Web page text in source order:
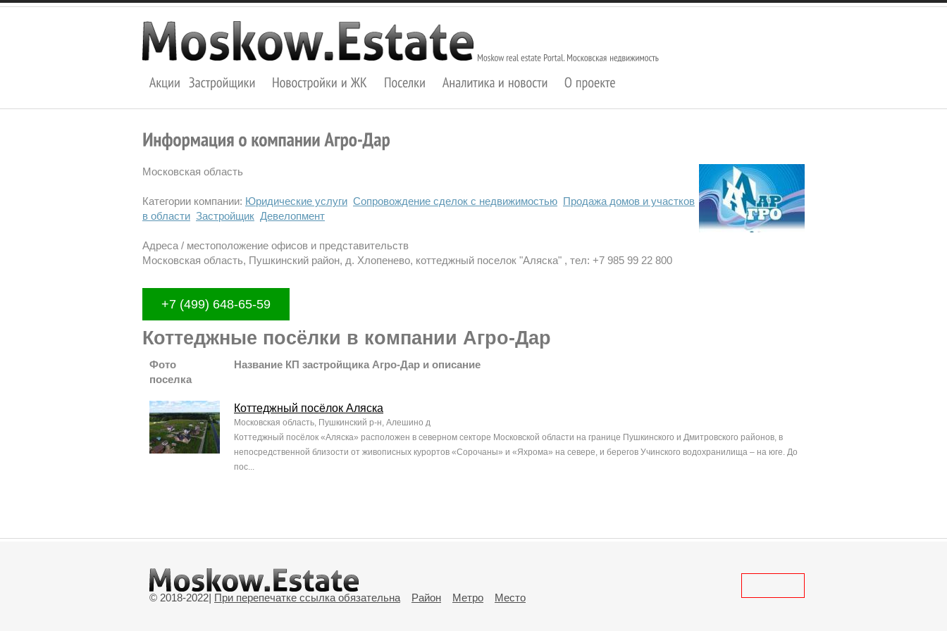
Московская область
Категории компании: Юридические услуги Сопровождение сделок с недвижимостью Продажа домов и участков
в области Застройщик Девелопмент
Адреса / местоположение офисов и представительств
Московская область, Пушкинский район, д. Хлопенево, коттеджный поселок "Аляска" , тел: +7 985 99 22 800
+7 (499) 648-65-59
Коттеджные посёлки в компании Агро-Дар
Фото
поселка
Название КП застройщика Агро-Дар и описание
Коттеджный посёлок Аляска
Московская область, Пушкинский р-н, Алешино д
Коттеджный посёлок «Аляска» расположен в северном секторе Московской области на границе Пушкинского и Дмитровского районов, в
непосредственной близости от живописных курортов «Сорочаны» и «Яхрома» на севере, и берегов Учинского водохранилища – на юге. До
пос...
© 2018-2022| При перепечатке ссылка обязательна Район Метро Место